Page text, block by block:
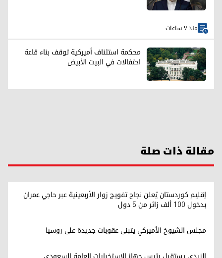
منذ 9 ساعات
محكمة استئناف أميركية توقف بناء قاعة
احتفالات في البيت الأبيض
مقالة ذات صلة
إقليم كوردستان يُعلن نجاح تفويج زوار الأربعينية عبر حاجي عمران
بدخول 100 ألف زائر من 5 دول
مجلس الشيوخ الأميركي يتبنى عقوبات جديدة على روسيا